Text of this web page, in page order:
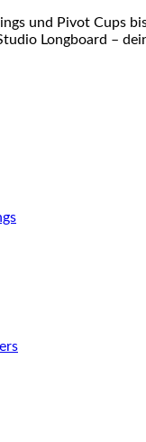
und Pivot Cups
Longboard –